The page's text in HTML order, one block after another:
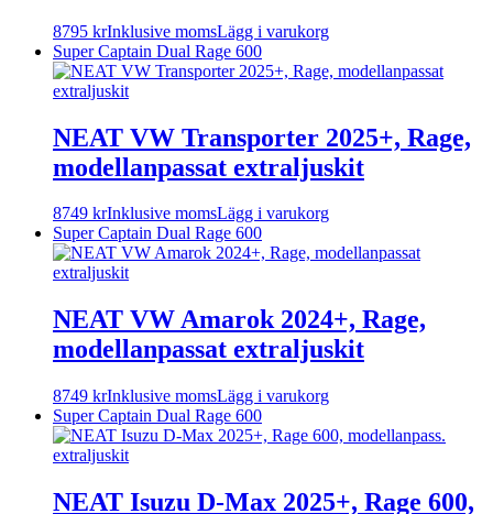
8795 krInklusive momsLägg i varukorg
Super Captain Dual Rage 600
NEAT VW Transporter 2025+, Rage,
modellanpassat extraljuskit
8749 krInklusive momsLägg i varukorg
Super Captain Dual Rage 600
NEAT VW Amarok 2024+, Rage,
modellanpassat extraljuskit
8749 krInklusive momsLägg i varukorg
Super Captain Dual Rage 600
NEAT Isuzu D-Max 2025+, Rage 600,